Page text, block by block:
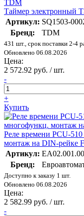
Таймер электронный
Артикул: SQ1503-
Бренд:
TDM
431 шт., срок поставки 2-4
Обновлено 06.08.2026
Цена:
2 572.92 руб. / шт.
-
+
Купить
Реле времени PCU-
монтаж на DIN-рейке
Артикул:
Бренд:
Доступно к заказу 1 шт.
Обновлено 06.08.2026
Цена:
2 582.99 руб. / шт.
-